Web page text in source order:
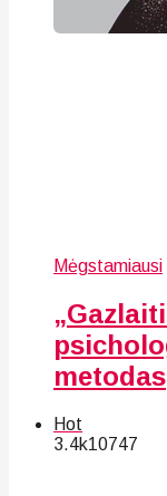
Mėgstamiausi
metodas
Hot
3.4k10747